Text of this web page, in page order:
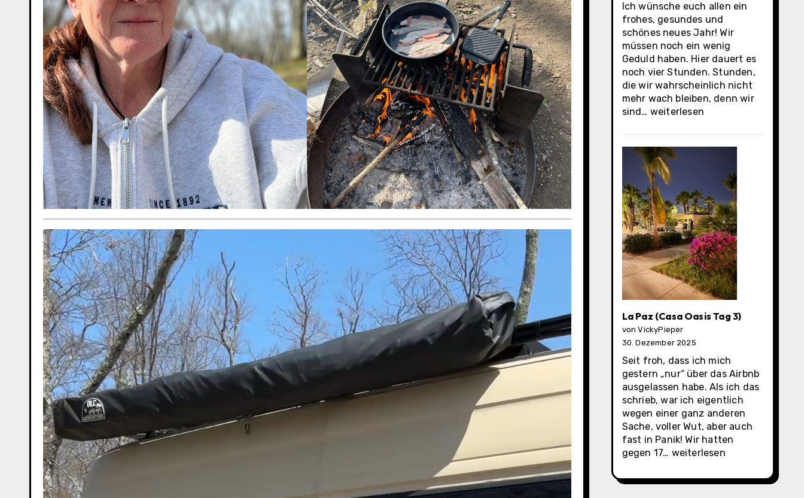
Ich wünsche euch allen ein
frohes, gesundes und
schönes neues Jahr! Wir
müssen noch ein wenig
Geduld haben. Hier dauert es
noch vier Stunden. Stunden,
die wir wahrscheinlich nicht
mehr wach bleiben, denn wir
sind… La
(Casa
Oasis
Tag
4)
weiterlesen
La Paz (Casa Oasis Tag 3)
von VickyPieper
30. Dezember 2025
Seit froh, dass ich mich
gestern „nur“ über das Airbnb
ausgelassen habe. Als ich das
schrieb, war ich eigentlich
wegen einer ganz anderen
Sache, voller Wut, aber auch
fast in Panik! Wir hatten
gegen 17… La
(Casa
weiterlesen